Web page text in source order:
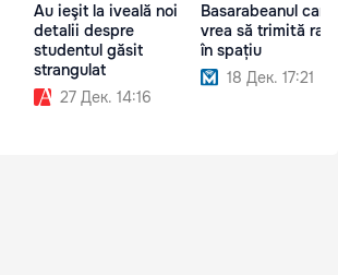
Au ieşit la iveală noi
detalii despre
studentul găsit
strangulat
27 Дек. 14:16
Basarabeanul care
vrea să trimită
în spațiu
18 Дек. 17:21